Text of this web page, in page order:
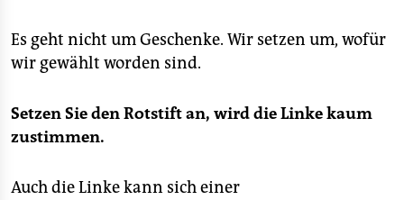
Es geht nicht um Geschenke. Wir setzen um, wofür
wir gewählt worden sind.
Setzen Sie den Rotstift an, wird die Linke kaum
zustimmen.
Auch die Linke kann sich einer